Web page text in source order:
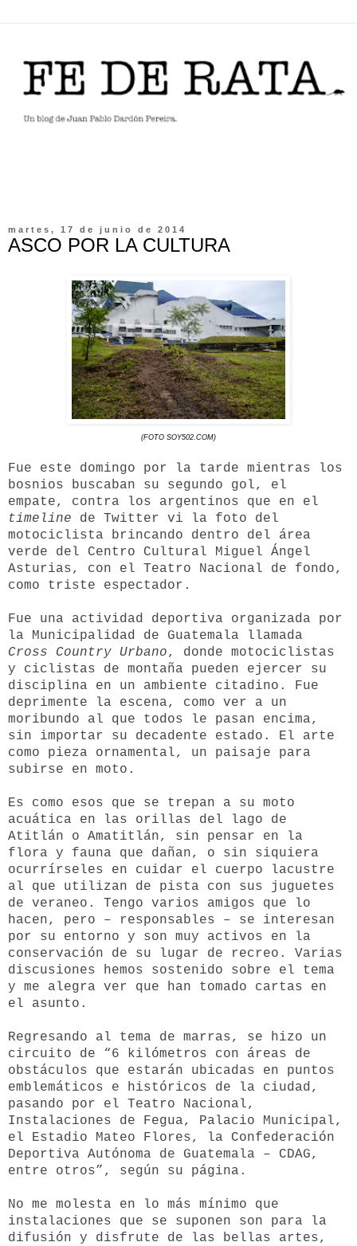
martes, 17 de junio de 2014
ASCO POR LA CULTURA
(FOTO SOY502.COM)
Fue este domingo por la tarde mientras los
bosnios buscaban su segundo gol, el
empate, contra los argentinos que en el
timeline de Twitter vi la foto del
motociclista brincando dentro del área
verde del Centro Cultural Miguel Ángel
Asturias, con el Teatro Nacional de fondo,
como triste espectador.
Fue una actividad deportiva organizada por
la Municipalidad de Guatemala llamada
Cross Country Urbano, donde motociclistas
y ciclistas de montaña pueden ejercer su
disciplina en un ambiente citadino. Fue
deprimente la escena, como ver a un
moribundo al que todos le pasan encima,
sin importar su decadente estado. El arte
como pieza ornamental, un paisaje para
subirse en moto.
Es como esos que se trepan a su moto
acuática en las orillas del lago de
Atitlán o Amatitlán, sin pensar en la
flora y fauna que dañan, o sin siquiera
ocurrírseles en cuidar el cuerpo lacustre
al que utilizan de pista con sus juguetes
de veraneo. Tengo varios amigos que lo
hacen, pero – responsables – se interesan
por su entorno y son muy activos en la
conservación de su lugar de recreo. Varias
discusiones hemos sostenido sobre el tema
y me alegra ver que han tomado cartas en
el asunto.
Regresando al tema de marras, se hizo un
circuito de “6 kilómetros con áreas de
obstáculos que estarán ubicadas en puntos
emblemáticos e históricos de la ciudad,
pasando por el Teatro Nacional,
Instalaciones de Fegua, Palacio Municipal,
el Estadio Mateo Flores, la Confederación
Deportiva Autónoma de Guatemala – CDAG,
entre otros” , según su página.
No me molesta en lo más mínimo que
instalaciones que se suponen son para la
difusión y disfrute de las bellas artes,